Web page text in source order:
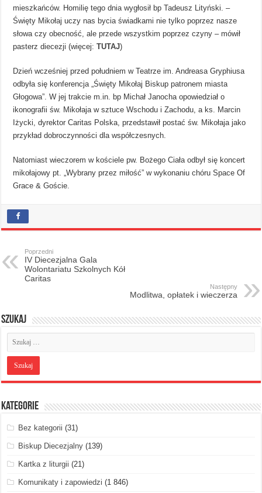
mieszkańców. Homilię tego dnia wygłosił bp Tadeusz Lityński. –
Święty Mikołaj uczy nas bycia świadkami nie tylko poprzez nasze
słowa czy obecność, ale przede wszystkim poprzez czyny – mówił
pasterz diecezji (więcej: TUTAJ)
Dzień wcześniej przed południem w Teatrze im. Andreasa Gryphiusa
odbyła się konferencja „Święty Mikołaj Biskup patronem miasta
Głogowa”. W jej trakcie m.in. bp Michał Janocha opowiedział o
ikonografii św. Mikołaja w sztuce Wschodu i Zachodu, a ks. Marcin
Iżycki, dyrektor Caritas Polska, przedstawił postać św. Mikołaja jako
przykład dobroczynności dla współczesnych.
Natomiast wieczorem w kościele pw. Bożego Ciała odbył się koncert
mikołajowy pt. „Wybrany przez miłość” w wykonaniu chóru Space Of
Grace & Goście.
Poprzedni
IV Diecezjalna Gala
Wolontariatu Szkolnych Kół
Caritas
Następny
Modlitwa, opłatek i wieczerza
Szukaj
Kategorie
Bez kategorii (31)
Biskup Diecezjalny (139)
Kartka z liturgii (21)
Komunikaty i zapowiedzi (1 846)